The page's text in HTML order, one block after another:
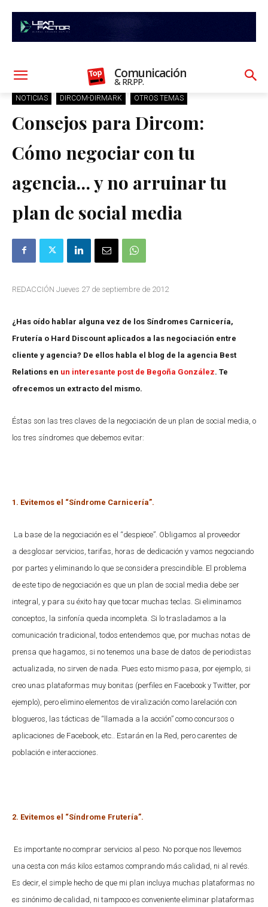
Comunicación
& RR.PP.
NOTICIAS DIRCOM-DIRMARK OTROS TEMAS
Consejos para Dircom:
Cómo negociar con tu
agencia… y no arruinar tu
plan de social media
REDACCIÓN Jueves 27 de septiembre de 2012
¿Has oído hablar alguna vez de los Síndromes Carnicería,
Frutería o Hard Discount aplicados a las negociación entre
cliente y agencia? De ellos habla el blog de la agencia Best
Relations en un interesante post de Begoña González. Te
ofrecemos un extracto del mismo.
Éstas son las tres claves de la negociación de un plan de social media, o
los tres síndromes que debemos evitar:
1. Evitemos el “Síndrome Carnicería”.
La base de la negociación es el “despiece”. Obligamos al proveedor
a desglosar servicios, tarifas, horas de dedicación y vamos negociando
por partes y eliminando lo que se considera prescindible. El problema
de este tipo de negociación es que un plan de social media debe ser
integral, y para su éxito hay que tocar muchas teclas. Si eliminamos
conceptos, la sinfonía queda incompleta. Si lo trasladamos a la
comunicación tradicional, todos entendemos que, por muchas notas de
prensa que hagamos, si no tenemos una base de datos de periodistas
actualizada, no sirven de nada. Pues esto mismo pasa, por ejemplo, si
creo unas plataformas muy bonitas (perfiles en Facebook y Twitter, por
ejemplo), pero elimino elementos de viralización como larelación con
blogueros, las tácticas de “llamada a la acción” como concursos o
aplicaciones de Facebook, etc.. Estarán en la Red, pero carentes de
población e interacciones.
2. Evitemos el “Síndrome Frutería”.
Es importante no comprar servicios al peso. No porque nos llevemos
una cesta con más kilos estamos comprando más calidad, ni al revés.
Es decir, el simple hecho de que mi plan incluya muchas plataformas no
es sinónimo de calidad, ni tampoco es conveniente eliminar plataformas